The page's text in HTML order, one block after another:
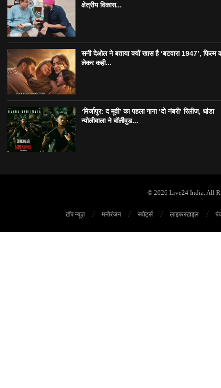
क्षेत्रीय विकास...
सनी देओल ने बताया क्यों खास है ‘बटवारा 1947’, फिल्म
लेकर कही...
‘मिर्जापुर: द मूवी’ का पहला गाना ‘दो नंबरी’ रिलीज, धांडा
न्योलीवाला ने बॉलीवुड...
© 2026 Live24 India. All
टॉप न्यूज़ मनोरंजन स्पोर्ट्स लाइफस्टाइल